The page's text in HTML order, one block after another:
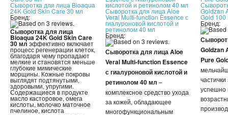
Сыворотка для лица Bioaqua
24K Gold Skin Care 30 мл
Бренд:
Сыворотка для лица
Bioaqua 24K Gold Skin Care
30 мл эффективно включает
процесс регенерации клеток,
благодаря чему пропадают
мелкие и становятся меньше
глубокие мимические
морщины. Кожные покровы
выглядят подтянутыми,
здоровыми, упругими.
Содержащиеся в продукте
масло касторовое, омега
кислоты, молочко маточное
пчелиное, кислота
Сыворотка для лица Aloe
Veral Multi-function Essence с
гиалуроновой кислотой и
ретинолом 40 мл
Бренд:
Сыворотка для лица Aloe
Veral Multi-function Essence
с гиалуроновой кислотой и
ретинолом 40 мл –
комплексное средство ухода
за кожей, обладающее
многофункциональным
Goldzan
Gold 100
Бренд:
Goldzan
Pure
успешно